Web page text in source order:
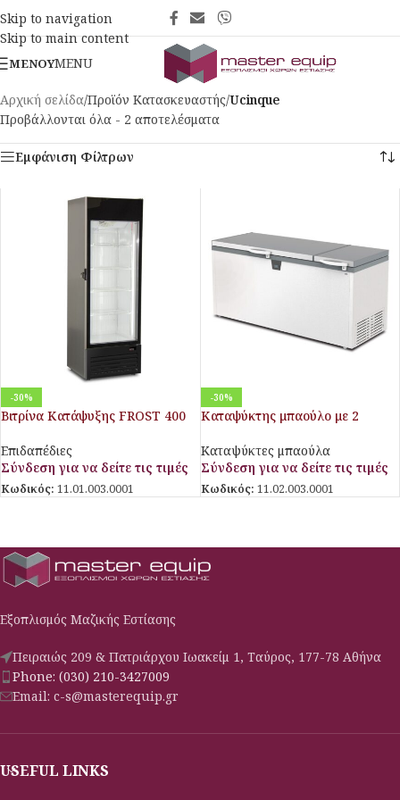
Skip to navigation
Skip to main content
ΜΕΝΟΎMENU
Αρχική σελίδα/Προϊόν Κατασκευαστής/Ucinque
Προβάλλονται όλα - 2 αποτελέσματα
Εμφάνιση Φίλτρων
-30%
Βιτρίνα Κατάψυξης FROST 400
Επιδαπέδιες
Σύνδεση για να δείτε τις τιμές
Κωδικός: 11.01.003.0001
-30%
Καταψύκτης μπαούλο με 2
Καταψύκτες μπαούλα
Σύνδεση για να δείτε τις τιμές
Κωδικός: 11.02.003.0001
Εξοπλισμός Μαζικής Εστίασης
Πειραιώς 209 & Πατριάρχου Ιωακείμ 1, Ταύρος, 177-78 Αθήνα
Phone: (030) 210-3427009
Email: c-s@masterequip.gr
USEFUL LINKS